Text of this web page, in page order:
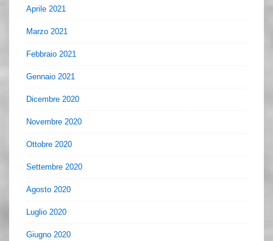
Aprile 2021
Marzo 2021
Febbraio 2021
Gennaio 2021
Dicembre 2020
Novembre 2020
Ottobre 2020
Settembre 2020
Agosto 2020
Luglio 2020
Giugno 2020